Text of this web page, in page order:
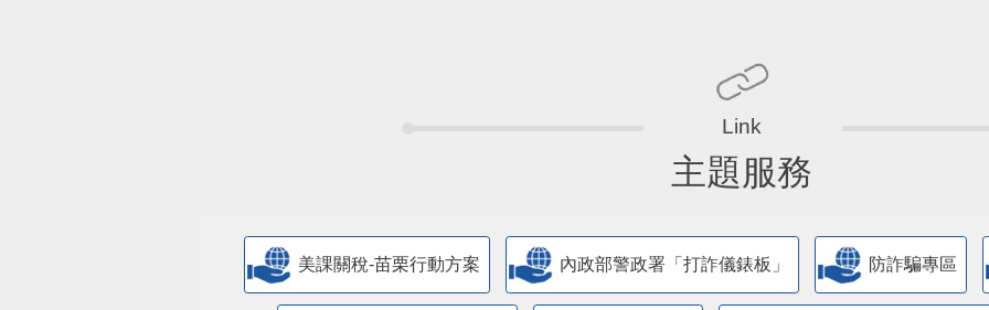
主題服務
美課關稅-苗栗行動方案 內政部警政署「打詐儀錶板」 防詐騙專區